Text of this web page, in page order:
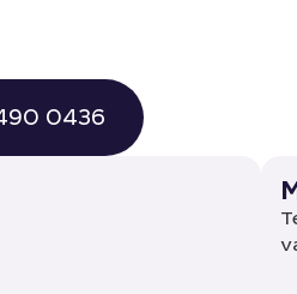
0436